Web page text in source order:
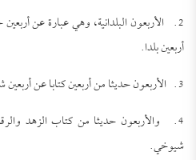
2. الأربعون البلدانية، وهي عبارة عن
أربعين بلدا.
3. الأربعون حديثا من أربعين كتابا عن أربعين شيخا من شيوخي.
4. والأربعون حديثا من كتاب الزهد
شيوخي.